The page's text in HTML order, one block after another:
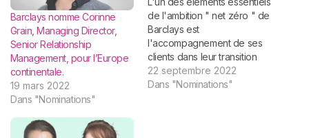
Barclays nomme Corinne
Grain, Managing Director,
Senior Relationship
Management, pour l’Europe
continentale.
19 mars 2022
Dans "Nominations"
de l'ambition " net zéro " de
Barclays est
l'accompagnement de ses
clients dans leur transition
vers une économie à faible
émission carbone. Dans le
22 septembre 2022
Dans "Nominations"